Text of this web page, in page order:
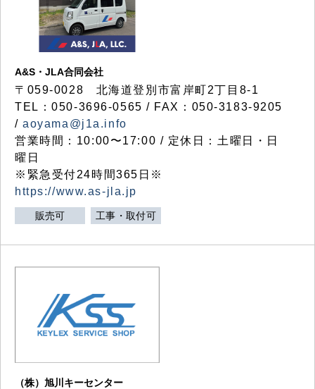
A&S・JLA合同会社
〒 059-0028 北海道登別市富岸町2丁目 8-1
TEL：050-3696-0565 / FAX：050-3183-9205
/aoyama@j1a.info
営業時間：10:00〜17:00 / 定休日：土曜日・日
曜日
※緊急受付24時間365日※
https://www.as-jla.jp
販売可 工事・取付可
（株）旭川キーセンター